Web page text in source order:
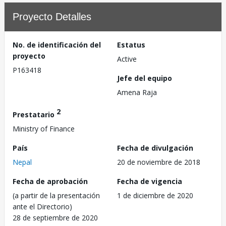
Proyecto Detalles
No. de identificación del
proyecto
P163418
Estatus
Active
Jefe del equipo
Amena Raja
Prestatario 2
Ministry of Finance
País
Nepal
Fecha de divulgación
20 de noviembre de 2018
Fecha de aprobación
(a partir de la presentación
ante el Directorio)
28 de septiembre de 2020
Fecha de vigencia
1 de diciembre de 2020